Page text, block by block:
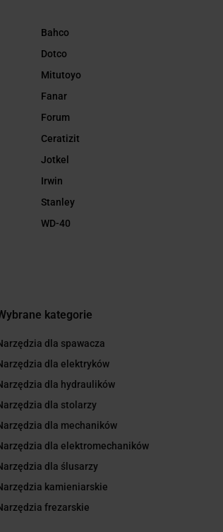
Bahco
Dotco
Mitutoyo
Fanar
Forum
Ceratizit
Jotkel
Irwin
Stanley
WD-40
kategorie
dla spawacza
dla elektryków
dla hydraulików
dla stolarzy
dla mechaników
dla elektromechaników
dla ślusarzy
kamieniarskie
frezarskie